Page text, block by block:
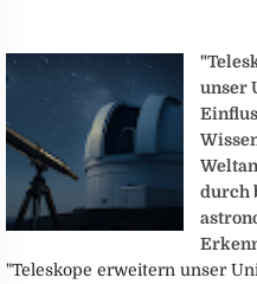
unser
durch
"Teleskope erweitern unser